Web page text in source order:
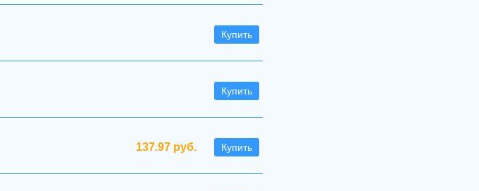
Купить
Купить
137.97 руб. Купить